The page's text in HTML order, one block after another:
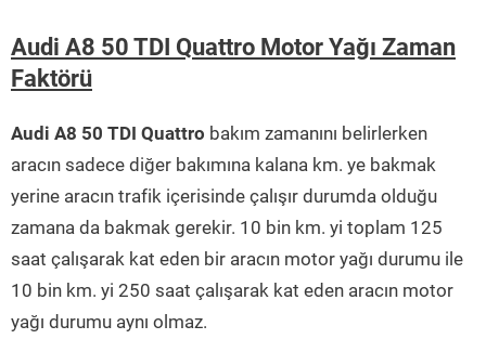
Audi A8 50 TDI Quattro Motor Yağı Zaman
Faktörü
Audi A8 50 TDI Quattro bakım zamanını belirlerken
aracın sadece diğer bakımına kalana km. ye bakmak
yerine aracın trafik içerisinde çalışır durumda olduğu
zamana da bakmak gerekir. 10 bin km. yi toplam 125
saat çalışarak kat eden bir aracın motor yağı durumu ile
10 bin km. yi 250 saat çalışarak kat eden aracın motor
yağı durumu aynı olmaz.